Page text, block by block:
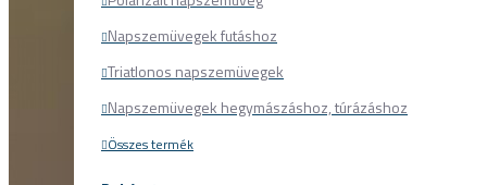
Napszemüvegek futáshoz
Triatlonos napszemüvegek
Napszemüvegek hegymászáshoz, túrázáshoz
Összes termék